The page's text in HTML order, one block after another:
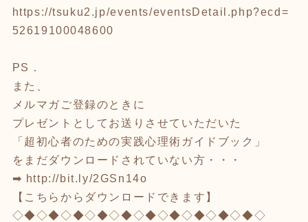
https://tsuku2.jp/events/eventsDetail.php?ecd=
52619100048600
PS．
また、
メルマガご登録のときに
プレゼントとしてお送りさせていただいた
「超初心者のための実践心理術ガイドブック」
をまだダウンロードされていない方・・・
➡ http://bit.ly/2GSn14o
【こちらからダウンロードできます】
◇◆◇◆◇◆◇◆◇◆◇◆◇◆◇◆◇◆◇◆◇